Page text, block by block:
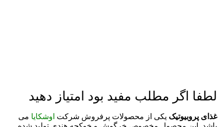
لطفا اگر مطلب مفید بود امتیاز دهید
غذای پروبیوتیک یکی از محصولات پرفروش شرکت اوشکایا می